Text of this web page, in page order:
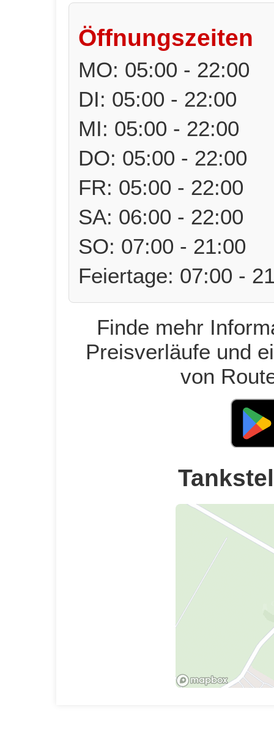
Öffnungszeiten
MO: 05:00 - 22:00
DI: 05:00 - 22:00
MI: 05:00 - 22:00
DO: 05:00 - 22:00
FR: 05:00 - 22:00
SA: 06:00 - 22:00
SO: 07:00 - 21:00
Feiertage: 07:00 -
Finde mehr
Preisverläufe und
von